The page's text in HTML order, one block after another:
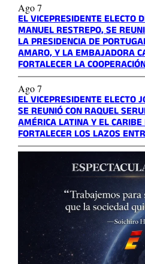
Ago 7
EL VICEPRESIDENTE ELECTO
MANUEL RESTREPO, SE
LA PRESIDENCIA DE
AMARO, Y LA EMBAJADORA
FORTALECER LA
Ago 7
EL VICEPRESIDENTE ELECTO
SE REUNIÓ CON RAQUEL
AMÉRICA LATINA Y EL
FORTALECER LOS LAZOS